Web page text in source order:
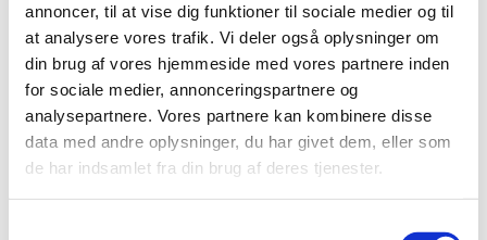
annoncer, til at vise dig funktioner til sociale medier og til
at analysere vores trafik. Vi deler også oplysninger om
din brug af vores hjemmeside med vores partnere inden
for sociale medier, annonceringspartnere og
analysepartnere. Vores partnere kan kombinere disse
data med andre oplysninger, du har givet dem, eller som
de har indsamlet fra din brug af deres tjenester.
Du vil måske også kunne lide...